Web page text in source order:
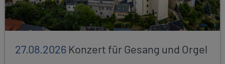
27.08.2026 Konzert für Gesang und Orgel